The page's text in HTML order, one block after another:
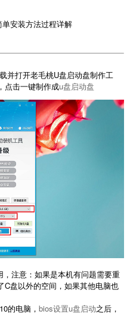
并打开老毛桃U盘启动盘制作工
点击一键制作成u盘启动盘
注意：如果是本机有问题需要重
C盘以外的空间，如果其他电脑也
的电脑， bios设置u盘启动之后，